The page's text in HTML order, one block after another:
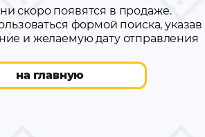
скоро появятся в продаже.
формой поиска, указав
и желаемую дату отправления
на главную